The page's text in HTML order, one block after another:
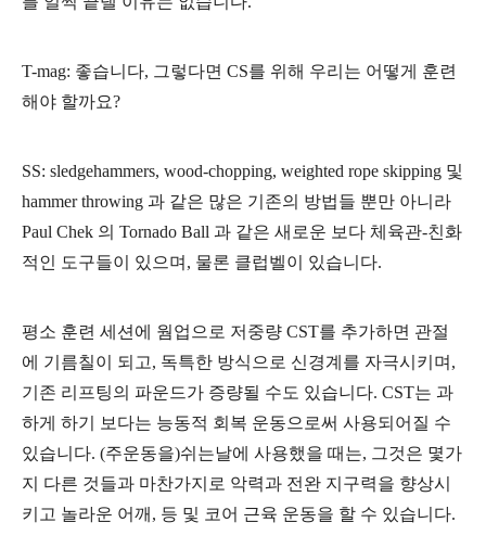
T-mag: 좋습니다, 그렇다면 CS를 위해 우리는 어떻게 훈련
해야 할까요?
SS: sledgehammers, wood-chopping, weighted rope skipping 및
hammer throwing 과 같은 많은 기존의 방법들 뿐만 아니라
Paul Chek 의 Tornado Ball 과 같은 새로운 보다 체육관-친화
적인 도구들이 있으며, 물론 클럽벨이 있습니다.
평소 훈련 세션에 웜업으로 저중량 CST를 추가하면 관절
에 기름칠이 되고, 독특한 방식으로 신경계를 자극시키며,
기존 리프팅의 파운드가 증량될 수도 있습니다. CST는 과
하게 하기 보다는 능동적 회복 운동으로써 사용되어질 수
있습니다. (주운동을)쉬는날에 사용했을 때는, 그것은 몇가
지 다른 것들과 마찬가지로 악력과 전완 지구력을 향상시
키고 놀라운 어깨, 등 및 코어 근육 운동을 할 수 있습니다.